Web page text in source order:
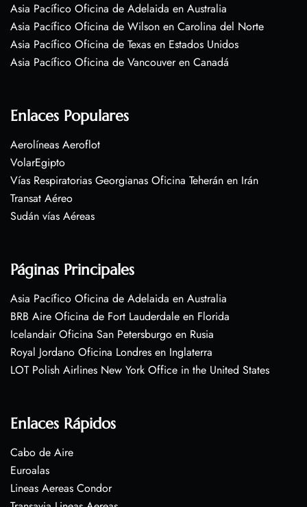
Asia Pacífico Oficina de Adelaida en Australia
Asia Pacífico Oficina de Wilson en Carolina del Norte
Asia Pacífico Oficina de Texas en Estados Unidos
Asia Pacífico Oficina de Vancouver en Canadá
Enlaces Populares
Aerolíneas Aeroflot
VolarEgipto
Vías Respiratorias Georgianas Oficina Teherán en Irán
Transat Aéreo
Sudán vías Aéreas
Páginas Principales
Asia Pacífico Oficina de Adelaida en Australia
BRB Aire Oficina de Fort Lauderdale en Florida
Icelandair Oficina San Petersburgo en Rusia
Royal Jordano Oficina Londres en Inglaterra
LOT Polish Airlines New York Office in the United States
Enlaces Rápidos
Cabo de Aire
Euroalas
Lineas Aereas Condor